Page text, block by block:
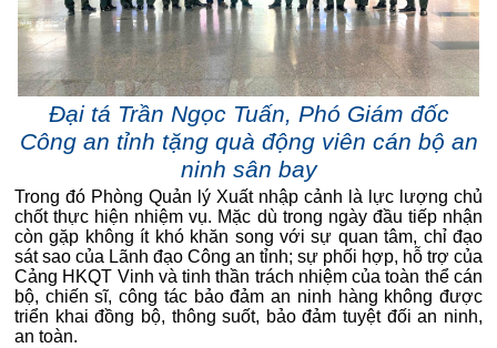
Đại tá Trần Ngọc Tuấn, Phó Giám đốc
Công an tỉnh tặng quà động viên cán bộ an
ninh sân bay
Trong đó Phòng Quản lý Xuất nhập cảnh là lực lượng chủ
chốt thực hiện nhiệm vụ. Mặc dù trong ngày đầu tiếp nhận
còn gặp không ít khó khăn song với sự quan tâm, chỉ đạo
sát sao của Lãnh đạo Công an tỉnh; sự phối hợp, hỗ trợ của
Cảng HKQT Vinh và tinh thần trách nhiệm của toàn thể cán
bộ, chiến sĩ, công tác bảo đảm an ninh hàng không được
triển khai đồng bộ, thông suốt, bảo đảm tuyệt đối an ninh,
an toàn.